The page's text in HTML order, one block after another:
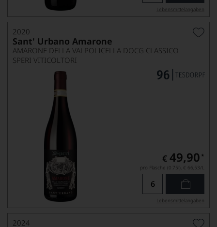
Lebensmittel­angaben
2020
Sant' Urbano Amarone
AMARONE DELLA VALPOLICELLA DOCG CLASSICO
SPERI VITICOLTORI
€ 49,90 *
pro Flasche (0.75l), € 66,53/L
Lebensmittel­angaben
2024